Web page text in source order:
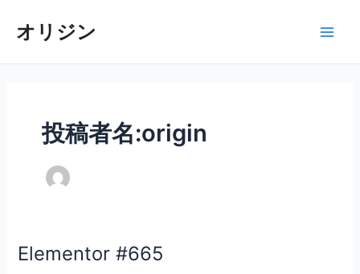
オリジン
投稿者名:origin
Elementor #665
Elementor